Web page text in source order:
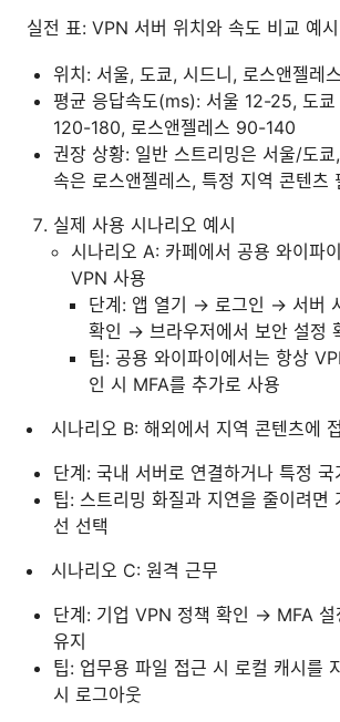
실전 표: VPN 서버 위치와 속도 비교 예시
위치: 서울, 도쿄, 시드니, 로스앤젤레스
평균 응답속도(ms): 서울 12-25, 도
120-180, 로스앤젤레스 90-140
권장 상황: 일반 스트리밍은 서울/도
속은 로스앤젤레스, 특정 지역 콘텐츠
실제 사용 시나리오 예시
시나리오 A: 카페에서 공용 와이파
VPN 사용
단계: 앱 열기 → 로그인 → 서버
확인 → 브라우저에서 보안 설정
팁: 공용 와이파이에서는 항상
인 시 MFA를 추가로 사용
시나리오 B: 해외에서 지역 콘텐츠에
단계: 국내 서버로 연결하거나 특정 국
팁: 스트리밍 화질과 지연을 줄이려면
선 선택
시나리오 C: 원격 근무
단계: 기업 VPN 정책 확인 → MFA
유지
팁: 업무용 파일 접근 시 로컬 캐시를
시 로그아웃